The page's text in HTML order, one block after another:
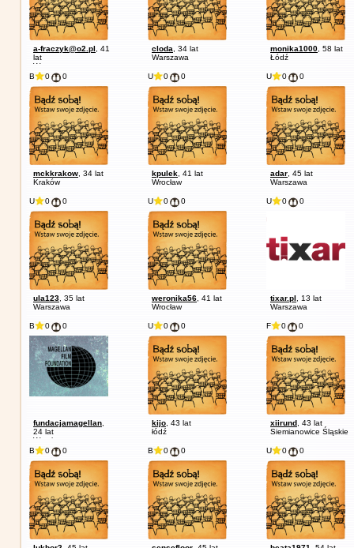
a-fraczyk@o2.pl , 41
lat
Warszawa
cloda , 34 lat
Warszawa
monika1000 , 58 lat
Łódź
B 0 0
mckkrakow , 34 lat
Kraków
U 0 0
kpulek , 41 lat
Wrocław
U 0 0
adar , 45 lat
Warszawa
U 0 0
ula123 , 35 lat
Warszawa
U 0 0
weronika56 , 41 lat
Wrocław
U 0 0
tixar.pl , 13 lat
Warszawa
B 0 0
fundacjamagellan
24 lat
Wrocław
U 0 0
kijo , 43 lat
łódź
F 0 0
xiirund , 43 lat
Siemianowice Śląskie
B 0 0 B 0 0 U 0 0